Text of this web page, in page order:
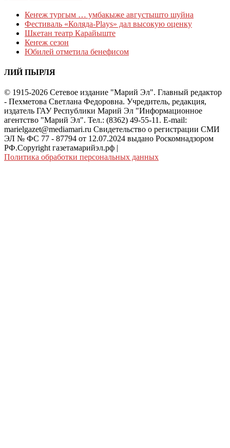
Кеҥеж тургым … умбакыже августышто шуйна
Фестиваль «Коляда-Plays» дал высокую оценку
Шкетан театр Карайыште
Кеҥеж сезон
Юбилей отметила бенефисом
ЛИЙ ПЫРЛЯ
© 1915-2026 Сетевое издание "Марий Эл". Главный редактор
- Пехметова Светлана Федоровна. Учредитель, редакция,
издатель ГАУ Республики Марий Эл "Информационное
агентство "Марий Эл". Тел.: (8362) 49-55-11. E-mail:
marielgazet@mediamari.ru Свидетельство о регистрации СМИ
ЭЛ № ФС 77 - 87794 от 12.07.2024 выдано Роскомнадзором
РФ.Copyright газетамарийэл.рф |
Политика обработки персональных данных